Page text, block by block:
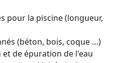
pour la piscine (longueur,
(béton, bois, coque …)
de épuration de l'eau